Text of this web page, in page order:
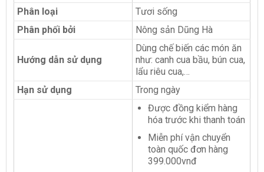
Phân loại
Tươi sống
Phân phối bởi
Nông sản Dũng Hà
Hướng dẫn sử dụng
Dùng chế biến các món ăn
như: canh cua bầu, bún cua,
lẩu riêu cua,…
Hạn sử dụng
Trong ngày
Được đồng kiểm hàng
hóa trước khi thanh toán
Miễn phí vận chuyển
toàn quốc đơn hàng
399.000vnđ